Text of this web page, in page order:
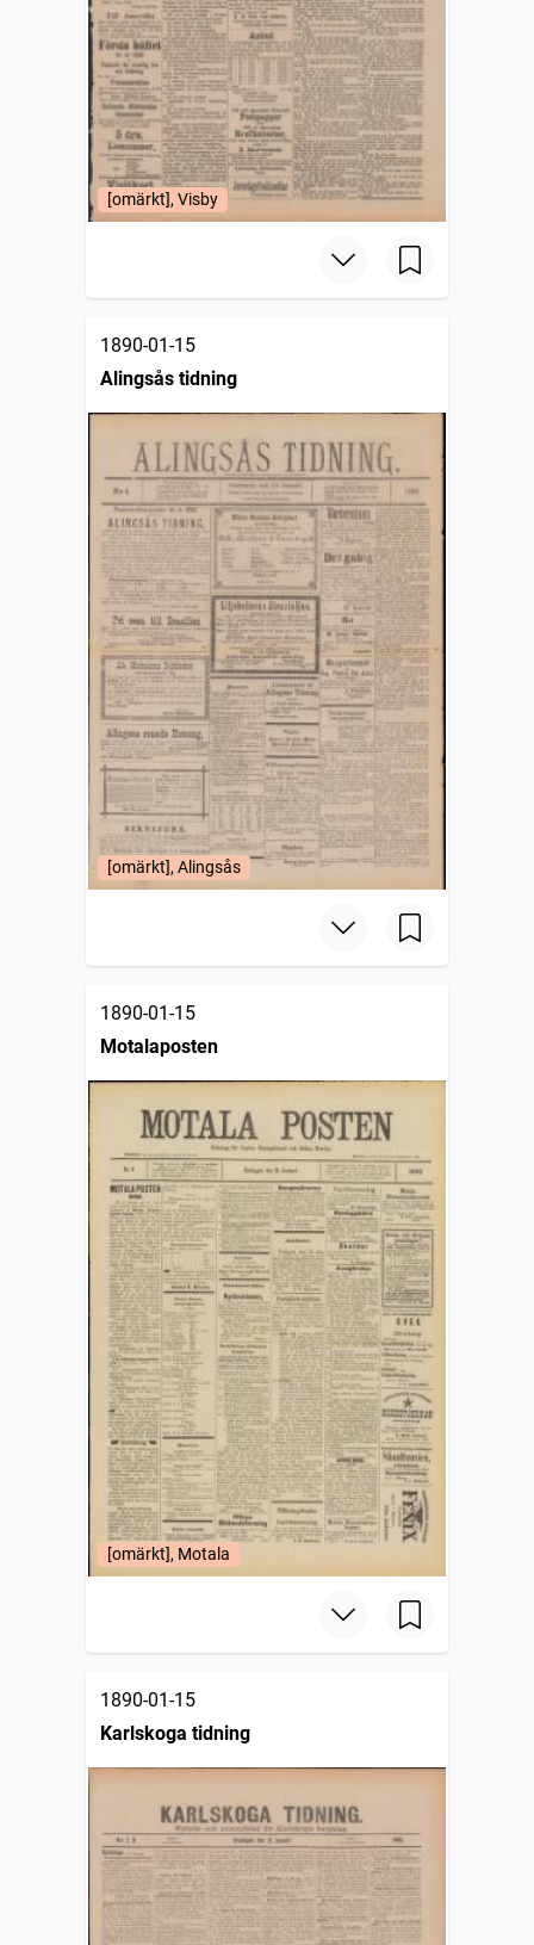
[omärkt], Visby
1890-01-15
Alingsås tidning
[omärkt], Alingsås
1890-01-15
Motalaposten
[omärkt], Motala
1890-01-15
Karlskoga tidning